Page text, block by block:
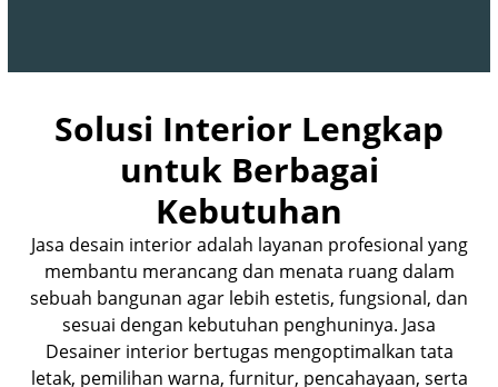
Solusi Interior Lengkap
untuk Berbagai
Kebutuhan
Jasa desain interior adalah layanan profesional yang
membantu merancang dan menata ruang dalam
sebuah bangunan agar lebih estetis, fungsional, dan
sesuai dengan kebutuhan penghuninya. Jasa
Desainer interiorbertugas mengoptimalkan tata
letak, pemilihan warna, furnitur, pencahayaan, serta